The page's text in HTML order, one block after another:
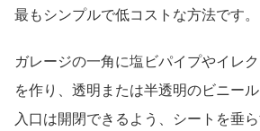
最もシンプルで低コストな方法です。
ガレージの一角に塩ビパイプやイレ
を作り、透明または半透明のビニール
入口は開閉できるよう、シートを垂